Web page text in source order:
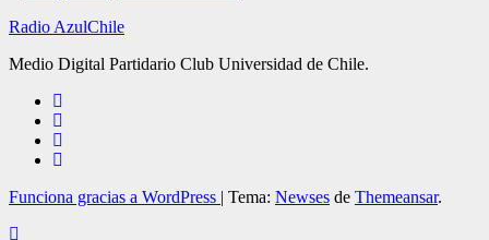
Radio AzulChile
Medio Digital Partidario Club Universidad de Chile.
Funciona gracias a WordPress | Tema: Newses de Themeansar.